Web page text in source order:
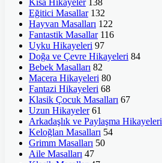
Eğitici Masallar 132
Hayvan Masalları 122
Fantastik Masallar 116
Uyku Hikayeleri 97
Doğa ve Çevre Hikayeleri 84
Bebek Masalları 82
Macera Hikayeleri 80
Fantazi Hikayeleri 68
Klasik Çocuk Masalları 67
Uzun Hikayeler 61
Arkadaşlık ve Paylaşma Hikayeleri
Keloğlan Masalları 54
Grimm Masalları 50
Aile Masalları 47